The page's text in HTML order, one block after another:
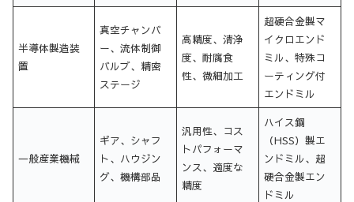
半導体製造装
置
真空チャンバ
ー、流体制御
バルブ、精密
ステージ
高精度、清浄
度、耐腐食
性、微細加工
超硬合金製マ
イクロエンド
ミル、特殊コ
ーティング付
エンドミル
一般産業機械
ギア、シャフ
ト、ハウジン
グ、機構部品
汎用性、コス
トパフォーマ
ンス、適度な
精度
ハイス鋼
（HSS）製エ
ンドミル、超
硬合金製エン
ドミル